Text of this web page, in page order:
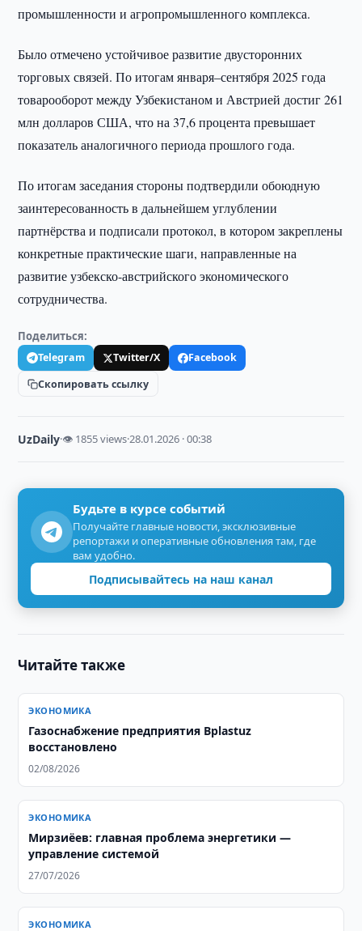
промышленности и агропромышленного комплекса.
Было отмечено устойчивое развитие двусторонних
торговых связей. По итогам января–сентября 2025 года
товарооборот между Узбекистаном и Австрией достиг 261
млн долларов США, что на 37,6 процента превышает
показатель аналогичного периода прошлого года.
По итогам заседания стороны подтвердили обоюдную
заинтересованность в дальнейшем углублении
партнёрства и подписали протокол, в котором закреплены
конкретные практические шаги, направленные на
развитие узбекско-австрийского экономического
сотрудничества.
Поделиться:
Telegram Twitter/X
Facebook
Скопировать ссылку
UzDaily·👁 1855 views·28.01.2026 · 00:38
Будьте в курсе событий
Получайте главные новости, эксклюзивные
репортажи и оперативные обновления там, где
вам удобно.
Подписывайтесь на наш канал
Читайте также
ЭКОНОМИКА
Газоснабжение предприятия Bplastuz
восстановлено
02/08/2026
ЭКОНОМИКА
Мирзиёев: главная проблема энергетики —
управление системой
27/07/2026
ЭКОНОМИКА